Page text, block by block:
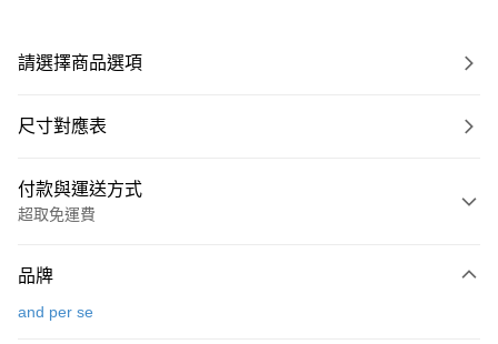
請選擇商品選項
尺寸對應表
付款與運送方式
超取免運費
信用卡一次付款
品牌
and per se